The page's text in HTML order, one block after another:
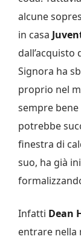
alcune
in casa
dall’acquisto
Signora ha
proprio nel
sempre
potrebbe
finestra di
suo, ha già
Infatti Dean
entrare nella